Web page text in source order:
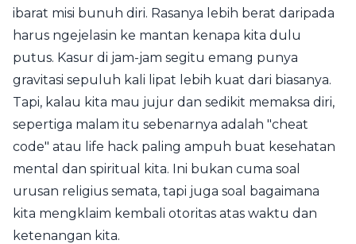
ibarat misi bunuh diri. Rasanya lebih berat daripada
harus ngejelasin ke mantan kenapa kita dulu
putus. Kasur di jam-jam segitu emang punya
gravitasi sepuluh kali lipat lebih kuat dari biasanya.
Tapi, kalau kita mau jujur dan sedikit memaksa diri,
sepertiga malam itu sebenarnya adalah "cheat
code" atau life hack paling ampuh buat kesehatan
mental dan spiritual kita. Ini bukan cuma soal
urusan religius semata, tapi juga soal bagaimana
kita mengklaim kembali otoritas atas waktu dan
ketenangan kita.